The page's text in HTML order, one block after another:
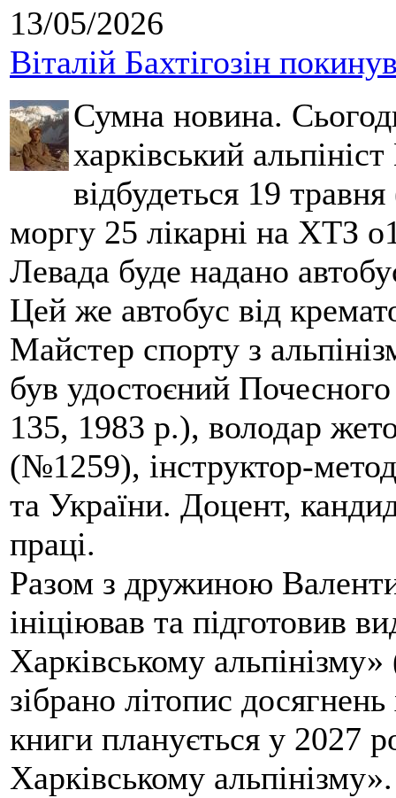
13/05/2026
Віталій Бахтігозін
Сумна новина.
харківський
відбудеться 19
моргу 25 лікарні на ХТЗ
Левада буде надано
Цей же автобус від
Майстер спорту з
був удостоєний
135, 1983 р.), володар
(№1259), інструктор-
та України. Доцент,
праці.
Разом з дружиною
ініціював та підготовив
Харківському
зібрано літопис
книги планується у 2027
Харківському альпінізму».